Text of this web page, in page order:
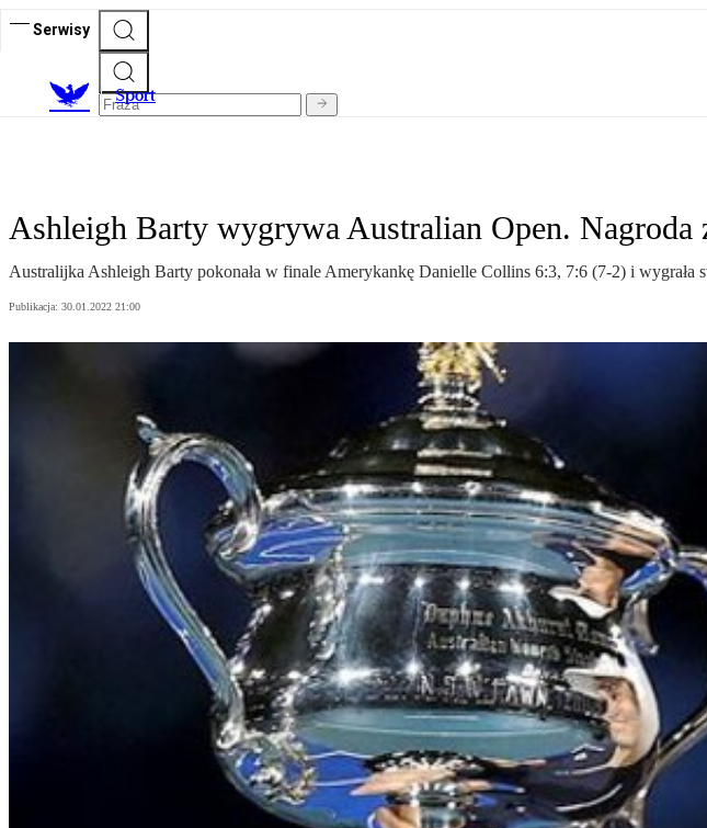
Serwisy
Sport
Ashleigh Barty wygrywa Australian Open. Nagroda
Australijka Ashleigh Barty pokonała w finale Amerykankę Danielle Collins 6:3, 7:6 (7-2) i wygrała
Publikacja: 30.01.2022 21:00